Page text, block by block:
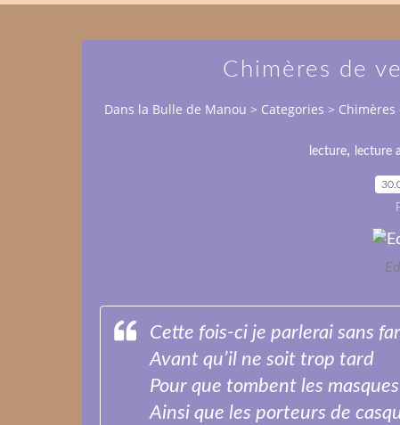
Chimères de
Dans la Bulle de Manou > Categories >
lecture, lecture
Cette fois-ci je parlerai sans
Avant qu’il ne soit trop tard
Pour que tombent les masques
Ainsi que les porteurs de